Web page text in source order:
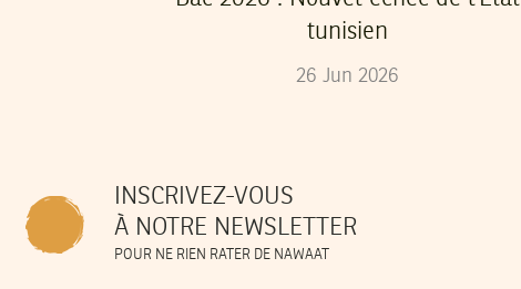
tunisien
26 Jun 2026
INSCRIVEZ-VOUS
À NOTRE NEWSLETTER
POUR NE RIEN RATER DE NAWAAT